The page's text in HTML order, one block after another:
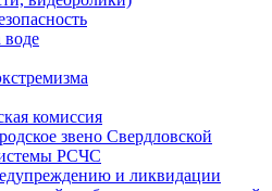
воде
комиссия
звено Свердловской
РСЧС
и ликвидации